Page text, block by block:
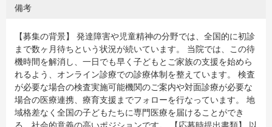
備考
【募集の背景】 発達障害や児童精神の分野では、全国的に初診
まで数ヶ月待ちという状況が続いています。 当院では、この待
機時間を解消し、一日でも早く子どもとご家族の支援を始めら
れるよう、オンライン診療での診療体制を整えています。 検査
が必要な場合の検査実施可能機関のご案内や対面診療が必要な
場合の医療連携、療育支援までフォローを行なっています。 地
域格差なく全国の子どもたちに専門医療を届けることができ
る、社会的意義の高いポジションです。 【応募時提出書類】 以